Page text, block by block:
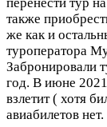
также
же как и
туроператора
Забронировали
год. В июне
взлетит ( хотя
авиабилетов